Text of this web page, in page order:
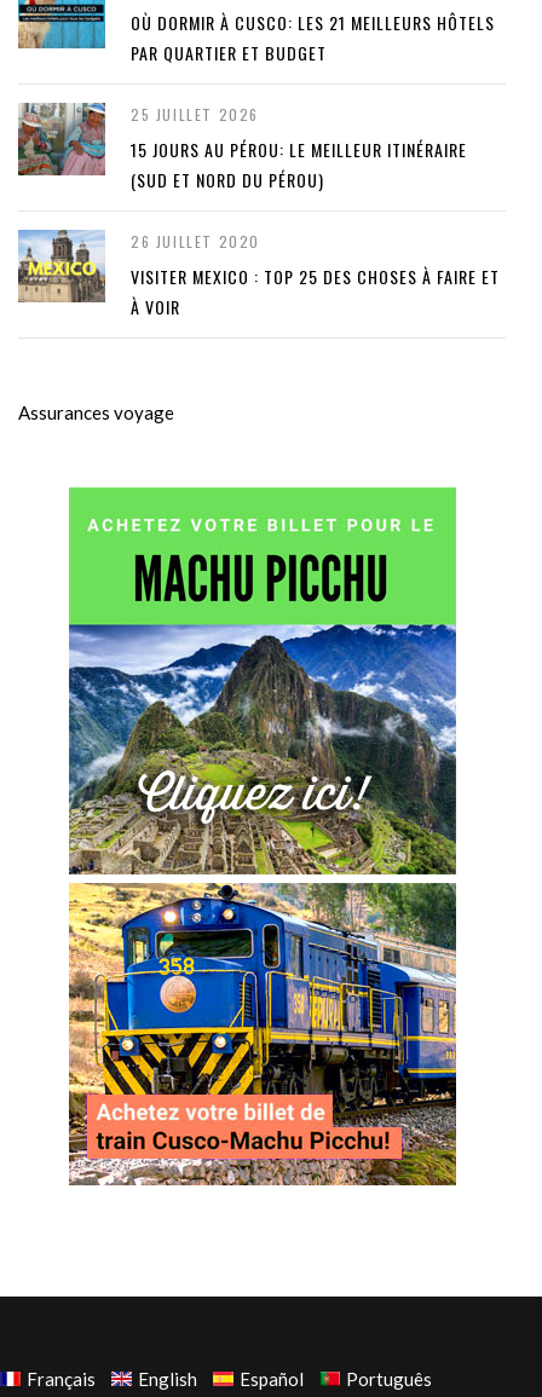
OÙ DORMIR À CUSCO: LES 21 MEILLEURS HÔTELS
PAR QUARTIER ET BUDGET
25 JUILLET 2026
15 JOURS AU PÉROU: LE MEILLEUR ITINÉRAIRE
(SUD ET NORD DU PÉROU)
26 JUILLET 2020
VISITER MEXICO : TOP 25 DES CHOSES À FAIRE ET
À VOIR
Assurances voyage
Français English Español Português